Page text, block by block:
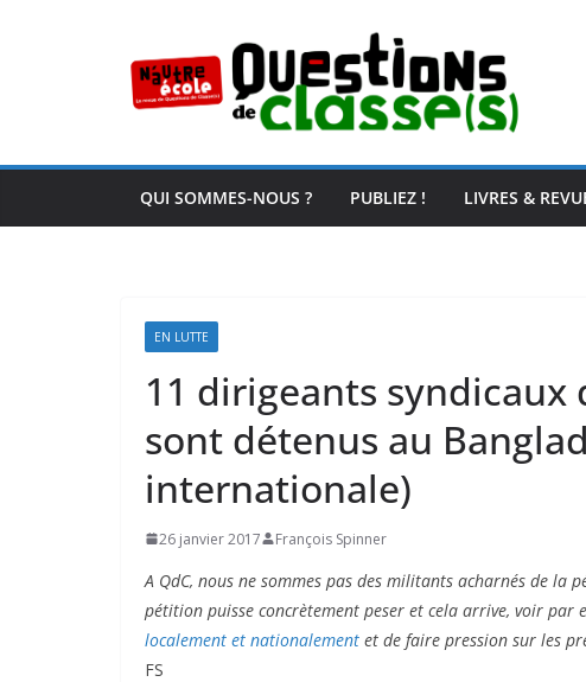
QUI SOMMES-NOUS ? PUBLIEZ ! LIVRES &
EN LUTTE
11 dirigeants
sont détenus au
internationale)
26 janvier 2017 François Spinner
A QdC, nous ne sommes pas des militants acharnés de la
pétition puisse concrètement peser et cela arrive, voir par
localement et nationalement et de faire pression sur les
FS